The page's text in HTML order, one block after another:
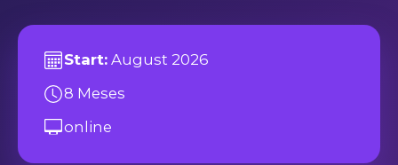
Start: August 2026
8 Meses
online